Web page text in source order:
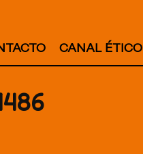
CANAL ÉTICO